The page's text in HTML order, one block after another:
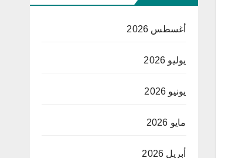
أغسطس 2026
يوليو 2026
يونيو 2026
مايو 2026
أبريل 2026